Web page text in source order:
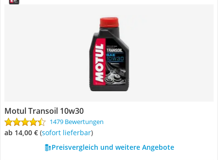
Motul Transoil 10w30
1479 Bewertungen
ab 14,00 € ( Sofort lieferbar)
Preisvergleich und weitere Angebote